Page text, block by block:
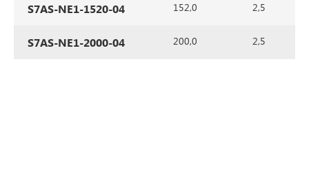
S7AS-NE1-1520-04 152,0 2,5
S7AS-NE1-2000-04 200,0 2,5